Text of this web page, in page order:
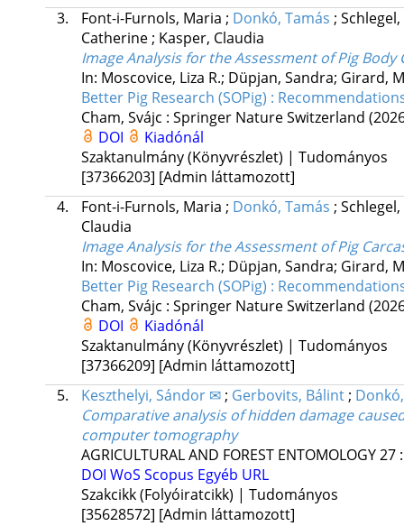
3.
Font-i-Furnols, Maria ; Donkó, Tamás ;
Catherine; Kasper, Claudia
Image Analysis for the Assessment of Pig
In: Moscovice, Liza R.; Düpjan, Sandra; Girard,
Better Pig Research (SOPig) :
Cham, Svájc : Springer Nature Switzerland
DOI
Kiadónál
Szaktanulmány (Könyvrészlet) | Tudományos
[37366203] [Admin láttamozott]
4.
Font-i-Furnols, Maria ; Donkó, Tamás ;
Claudia
Image Analysis for the Assessment of Pig
In: Moscovice, Liza R.; Düpjan, Sandra; Girard,
Better Pig Research (SOPig) :
Cham, Svájc : Springer Nature Switzerland
DOI
Kiadónál
Szaktanulmány (Könyvrészlet) | Tudományos
[37366209] [Admin láttamozott]
5.
Keszthelyi, Sándor ✉; Gerbovits, Bálint;
Comparative analysis of hidden damage
computer tomography
AGRICULTURAL AND FOREST ENTOMOLOGY27
DOI WoS Scopus Egyéb URL
Szakcikk (Folyóiratcikk) | Tudományos
[35628572] [Admin láttamozott]